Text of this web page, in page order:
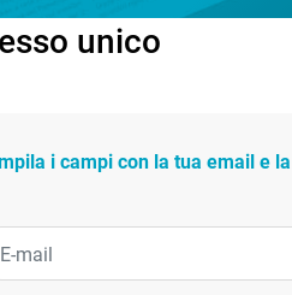
unico
i campi con la tua email e